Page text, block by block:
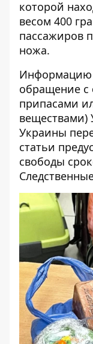
которой
весом 400
пассажиров
ножа.
Информацию
обращение
припасами
веществами)
Украины
статьи
свободы